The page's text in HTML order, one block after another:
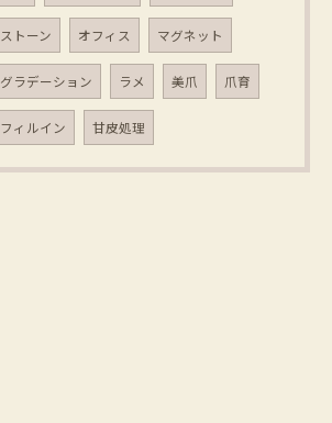
ストーン オフィス マグネット
グラデーション ラメ 美爪 爪育
フィルイン 甘皮処理